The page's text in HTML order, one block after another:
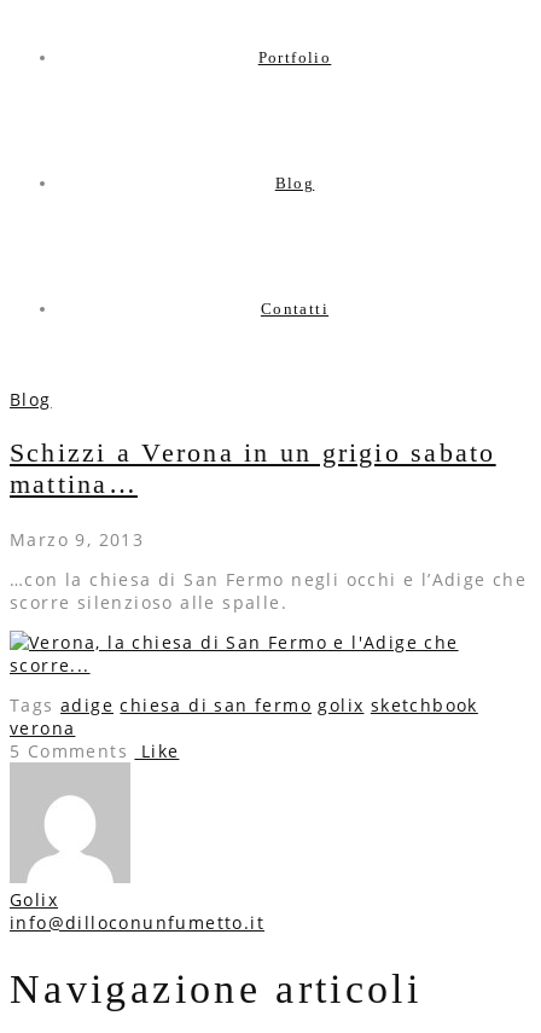
Portfolio
Blog
Contatti
Blog
Schizzi a Verona in un grigio sabato
mattina…
Marzo 9, 2013
…con la chiesa di San Fermo negli occhi e l’Adige che
scorre silenzioso alle spalle.
Tags adige chiesa di san fermo golix sketchbook
verona
5 Comments
Like
Golix
info@dilloconunfumetto.it
Navigazione articoli